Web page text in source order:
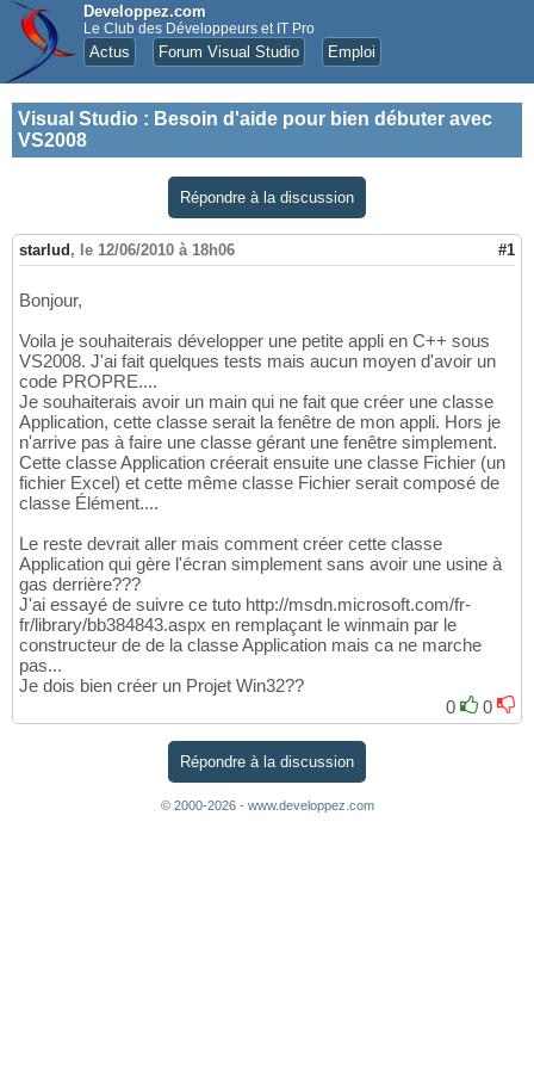
Developpez.com
Le Club des Développeurs et IT Pro
Actus Forum Visual Studio Emploi
Visual Studio : Besoin d'aide pour bien débuter avec
VS2008
Répondre à la discussion
starlud , le 12/06/2010 à 18h06 #1
Bonjour,
Voila je souhaiterais développer une petite appli en C++ sous
VS2008. J'ai fait quelques tests mais aucun moyen d'avoir un
code PROPRE....
Je souhaiterais avoir un main qui ne fait que créer une classe
Application, cette classe serait la fenêtre de mon appli. Hors je
n'arrive pas à faire une classe gérant une fenêtre simplement.
Cette classe Application créerait ensuite une classe Fichier (un
fichier Excel) et cette même classe Fichier serait composé de
classe Élément....
Le reste devrait aller mais comment créer cette classe
Application qui gère l'écran simplement sans avoir une usine à
gas derrière???
J'ai essayé de suivre ce tuto http://msdn.microsoft.com/fr-
fr/library/bb384843.aspx en remplaçant le winmain par le
constructeur de de la classe Application mais ca ne marche
pas...
Je dois bien créer un Projet Win32??
0
0
Répondre à la discussion
© 2000-2026 - www.developpez.com